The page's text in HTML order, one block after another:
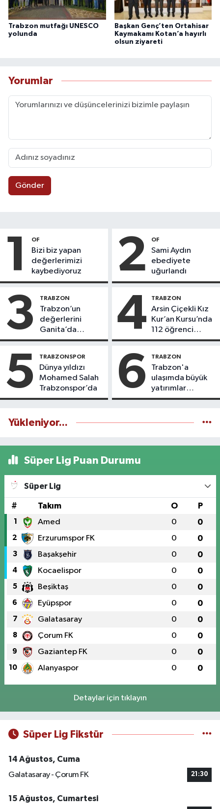
Trabzon mutfağı UNESCO
yolunda
Başkan Genç’ten Ortahisar
Kaymakamı Kotan’a hayırlı
olsun ziyareti
Yorumlar
Gönder
1 OF
Bizi biz yapan
değerlerimizi
kaybediyoruz
2 OF
Sami Aydın
ebediyete
uğurlandı
3 TRABZON
Trabzon’un
değerlerini
Ganita’da
yaşatıyoruz
4 TRABZON
Arsin Çiçekli Kız
Kur’an Kursu’nda
112 öğrenci
icazet aldı
5 TRABZONSPOR
Dünya yıldızı
Mohamed Salah
Trabzonspor’da
6 TRABZON
Trabzon'a
ulaşımda büyük
yatırımlar
yapılıyor
Yükleniyor...
Süper Lig Puan Durumu
Süper Lig
# Takım O P
1 Amed 0 0
2 Erzurumspor FK 0 0
3 Başakşehir 0 0
4 Kocaelispor 0 0
5 Beşiktaş 0 0
6 Eyüpspor 0 0
7 Galatasaray 0 0
8 Çorum FK 0 0
9 Gaziantep FK 0 0
10 Alanyaspor 0 0
Detaylar için tıklayın
Süper Lig Fikstür
14 Ağustos, Cuma
Galatasaray - Çorum FK
21:30
15 Ağustos, Cumartesi